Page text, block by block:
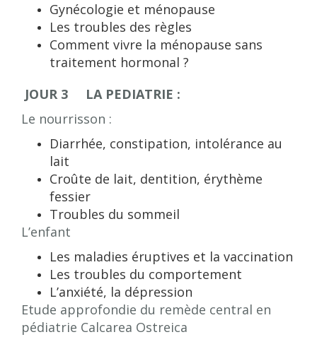
Gynécologie et ménopause
Les troubles des règles
Comment vivre la ménopause sans
traitement hormonal ?
JOUR 3 LA PEDIATRIE :
Le nourrisson :
Diarrhée, constipation, intolérance au
lait
Croûte de lait, dentition, érythème
fessier
Troubles du sommeil
L’enfant
Les maladies éruptives et la vaccination
Les troubles du comportement
L’anxiété, la dépression
Etude approfondie du remède central en
pédiatrie Calcarea Ostreica